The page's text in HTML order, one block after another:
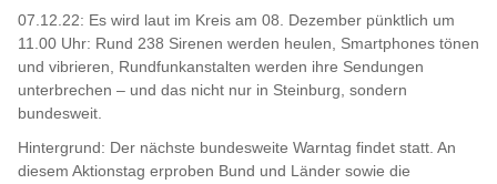
07.12.22: Es wird laut im Kreis am 08. Dezember pünktlich um
11.00 Uhr: Rund 238 Sirenen werden heulen, Smartphones tönen
und vibrieren, Rundfunkanstalten werden ihre Sendungen
unterbrechen – und das nicht nur in Steinburg, sondern
bundesweit.
Hintergrund: Der nächste bundesweite Warntag findet statt. An
diesem Aktionstag erproben Bund und Länder sowie die